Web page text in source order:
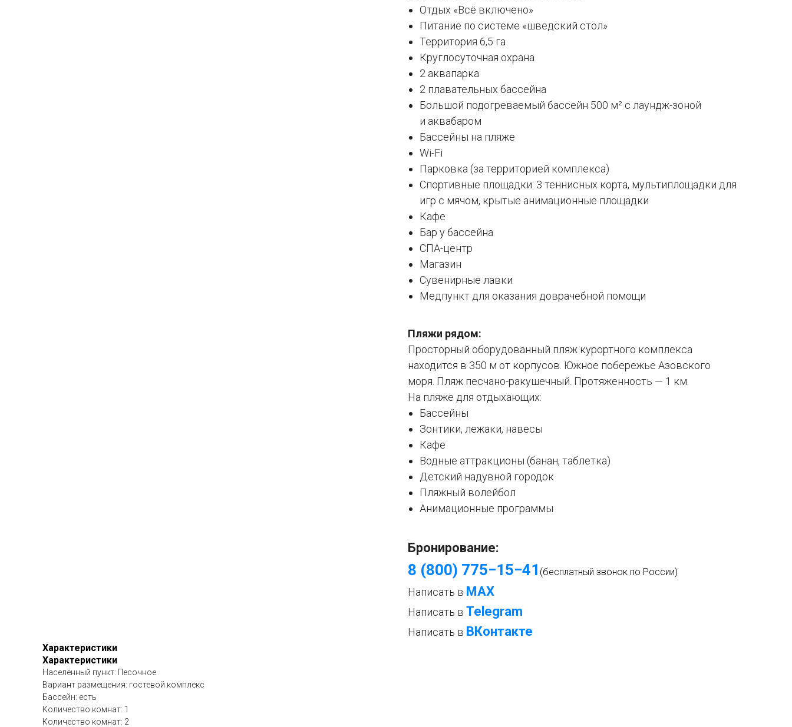
Отдых «Всё включено»
Питание по системе «шведский стол»
Территория 6,5 га
Круглосуточная охрана
2 аквапарка
2 плавательных бассейна
Большой подогреваемый бассейн 500 м² с лаундж-зоной
и аквабаром
Бассейны на пляже
Wi-Fi
Парковка (за территорией комплекса)
Спортивные площадки: 3 теннисных корта, мультиплощадки для
игр с мячом, крытые анимационные площадки
Кафе
Бар у бассейна
СПА-центр
Магазин
Сувенирные лавки
Медпункт для оказания доврачебной помощи
Пляжи рядом:
Просторный оборудованный пляж курортного комплекса
находится в 350 м от корпусов. Южное побережье Азовского
моря. Пляж песчано-ракушечный. Протяженность — 1 км.
На пляже для отдыхающих:
Бассейны
Зонтики, лежаки, навесы
Кафе
Водные аттракционы (банан, таблетка)
Детский надувной городок
Пляжный волейбол
Анимационные программы
Бронирование:
8 (800) 775−15−41 (бесплатный звонок по России)
Написать в МАХ
Написать в Telegram
Написать в ВКонтакте
Характеристики
Характеристики
Населённый пункт: Песочное
Вариант размещения: гостевой комплекс
Бассейн: есть
Количество комнат: 1
Количество комнат: 2